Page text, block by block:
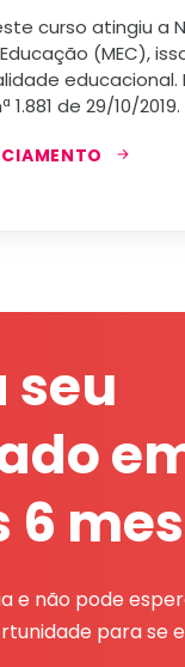
curso atingiu a
(MEC),
educacional.
de 29/10/2019.
seu
6
e não pode
para se